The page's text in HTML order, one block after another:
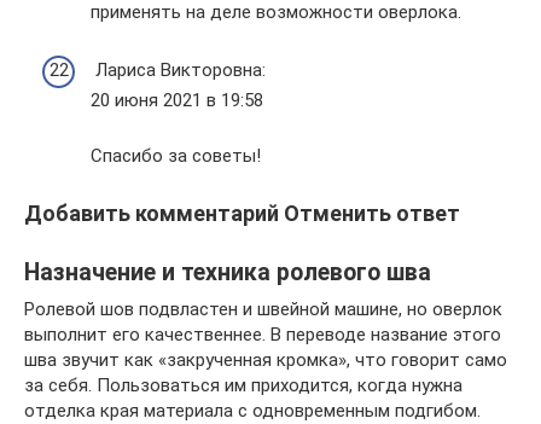
применять на деле возможности оверлока.
Лариса Викторовна:
20 июня 2021 в 19:58
Спасибо за советы!
Добавить комментарий Отменить ответ
Назначение и техника ролевого шва
Ролевой шов подвластен и швейной машине, но оверлок
выполнит его качественнее. В переводе название этого
шва звучит как «закрученная кромка», что говорит само
за себя. Пользоваться им приходится, когда нужна
отделка края материала с одновременным подгибом.